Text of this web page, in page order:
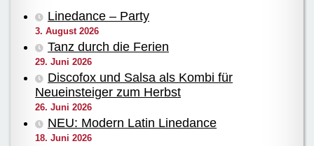
Linedance – Party
3. August 2026
Tanz durch die Ferien
29. Juni 2026
Discofox und Salsa als Kombi für
Neueinsteiger zum Herbst
26. Juni 2026
NEU: Modern Latin Linedance
18. Juni 2026